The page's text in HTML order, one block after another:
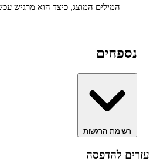
המילים המוצג, כיצד הוא מרגיש עכשיו בסיום
הרגשות
להדפסה